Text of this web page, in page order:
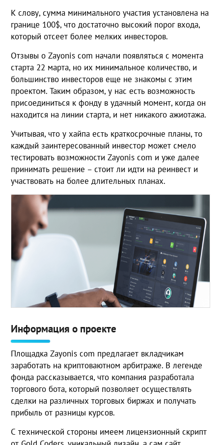
К слову, сумма минимального участия установлена на
границе 100$, что достаточно высокий порог входа,
который отсеет более мелких инвесторов.
Отзывы о Zayonis com начали появляться с момента
старта 22 марта, но их минимальное количество, и
большинство инвесторов еще не знакомы с этим
проектом. Таким образом, у нас есть возможность
присоединиться к фонду в удачный момент, когда он
находится на линии старта, и нет никакого ажиотажа.
Учитывая, что у хайпа есть краткосрочные планы, то
каждый заинтересованный инвестор может смело
тестировать возможности Zayonis com и уже далее
принимать решение – стоит ли идти на реинвест и
участвовать на более длительных планах.
Информация о проекте
Площадка Zayonis com предлагает вкладчикам
заработать на криптоваютном арбитраже. В легенде
фонда рассказывается, что компания разработала
торгового бота, который позволяет осуществлять
сделки на различных торговых биржах и получать
прибыль от разницы курсов.
С технической стороны имеем лицензионный скрипт